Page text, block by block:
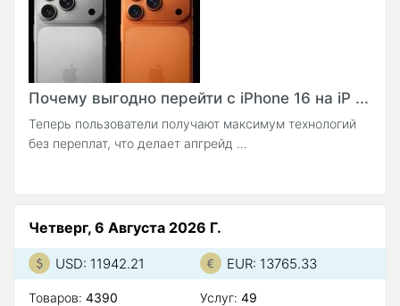
Почему выгодно перейти с iPhone 16 на iP ...
Теперь пользователи получают максимум технологий
без переплат, что делает апгрейд ...
Четверг, 6 Августа 2026 Г.
USD: 11942.21 EUR: 13765.33
Товаров: 4390
Услуг: 49